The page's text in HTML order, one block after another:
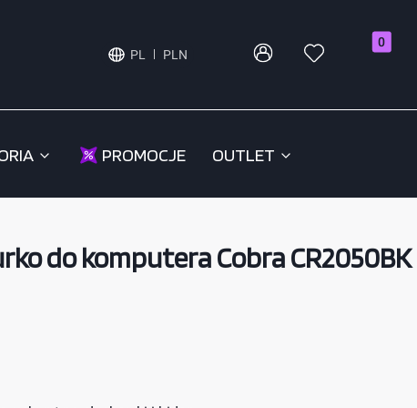
PL PLN
PROMOCJE OUTLET
do komputera Cobra CR2050BK